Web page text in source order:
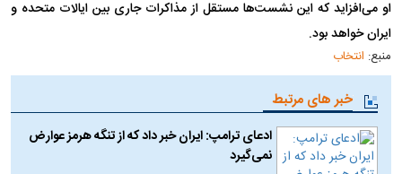
او می‌افزاید که این نشست‌ها مستقل از مذاکرات جاری بین ایالات متحده و
ایران خواهد بود.
منبع: انتخاب
خبر های مرتبط
ادعای ترامپ: ایران خبر داد که از تنگه هرمز عوارض
نمی‌گیرد